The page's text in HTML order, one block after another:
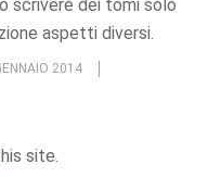
scrivere dei tomi solo
aspetti diversi.
2014
site.